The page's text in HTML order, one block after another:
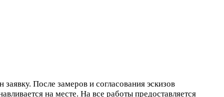
После замеров и согласования эскизов
на месте. На все работы предоставляется